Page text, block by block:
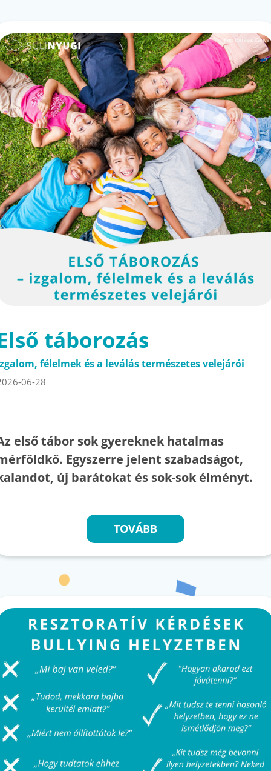
táborozás
félelmek és a leválás természetes velejárói
06-28
első tábor sok gyereknek hatalmas
Egyszerre jelent szabadságot,
új barátokat és sok-sok élményt.
TOVÁBB